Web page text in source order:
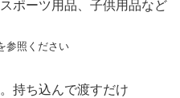
ポーツ用品、子供用品など
参照ください
持ち込んで渡すだけ